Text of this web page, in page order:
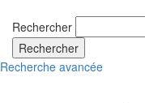
Rechercher
Rechercher
Recherche avancée